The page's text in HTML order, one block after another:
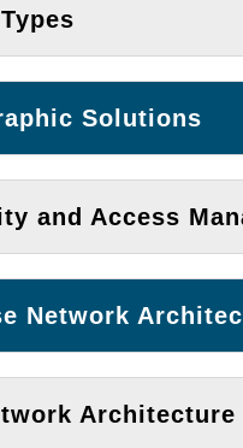
Solutions
and Access
Network
Architecture